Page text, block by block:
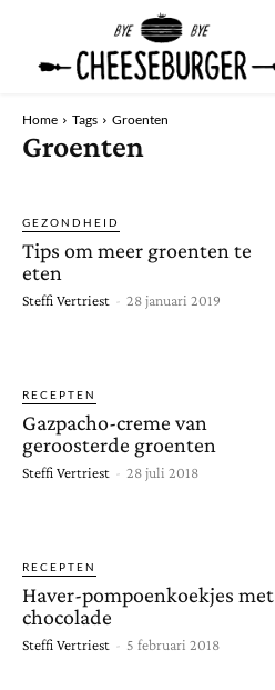
Home Tags Groenten
Groenten
GEZONDHEID
Tips om meer groenten te
eten
Steffi Vertriest - 28 januari 2019
RECEPTEN
Gazpacho-creme van
geroosterde groenten
Steffi Vertriest - 28 juli 2018
RECEPTEN
Haver-pompoenkoekjes met
chocolade
Steffi Vertriest - 5 februari 2018